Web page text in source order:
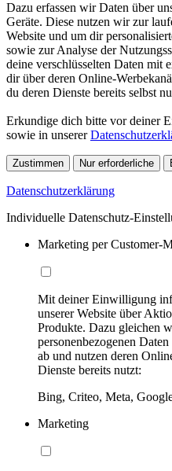
Dazu erfassen wir Daten über
Geräte. Diese nutzen wir zur
Website und um dir
sowie zur Analyse der
deine verschlüsselten Daten mit
dir über deren Online-
du deren Dienste bereits selbst
Erkundige dich bitte vor deiner
sowie in unserer
Zustimmen Nur erforderliche
Datenschutzerklärung
Individuelle Datenschutz-
Marketing per Customer-
Mit deiner Einwilligung
unserer Website über
Produkte. Dazu gleichen
personenbezogenen
ab und nutzen deren
Dienste bereits nutzt:
Bing, Criteo, Meta,
Marketing